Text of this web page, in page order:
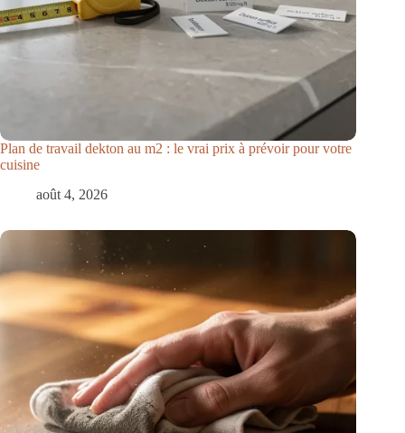
Plan de travail dekton au m2 : le vrai prix à prévoir pour votre
cuisine
août 4, 2026